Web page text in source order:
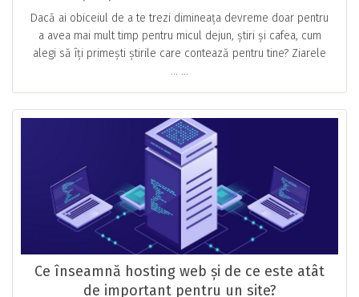
showbiz-ul românesc, cât și extern
Dacă ai obiceiul de a te trezi dimineața devreme doar pentru
a avea mai mult timp pentru micul dejun, știri și cafea, cum
alegi să îți primești știrile care contează pentru tine? Ziarele
… ...
Ce înseamnă hosting web și de ce este atât
de important pentru un site?